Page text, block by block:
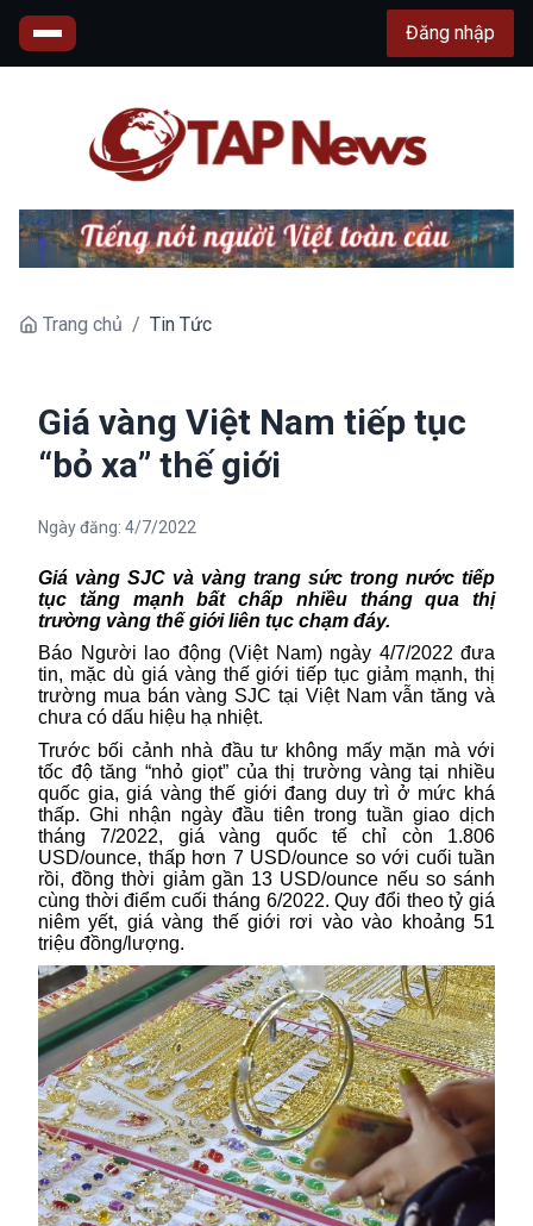
Đăng nhập
Trang chủ / Tin Tức
Giá vàng Việt Nam tiếp tục
“bỏ xa” thế giới
Ngày đăng: 4/7/2022
Giá vàng SJC và vàng trang sức trong nước tiếp
tục tăng mạnh bất chấp nhiều tháng qua thị
trường vàng thế giới liên tục chạm đáy.
Báo Người lao động (Việt Nam) ngày 4/7/2022 đưa
tin, mặc dù giá vàng thế giới tiếp tục giảm mạnh, thị
trường mua bán vàng SJC tại Việt Nam vẫn tăng và
chưa có dấu hiệu hạ nhiệt.
Trước bối cảnh nhà đầu tư không mấy mặn mà với
tốc độ tăng “nhỏ giọt” của thị trường vàng tại nhiều
quốc gia,giá vàng thế giớiđang duy trì ở mức khá
thấp. Ghi nhận ngày đầu tiên trong tuần giao dịch
tháng 7/2022, giá vàng quốc tế chỉ còn 1.806
USD/ounce, thấp hơn 7 USD/ounce so với cuối tuần
rồi, đồng thời giảm gần 13 USD/ounce nếu so sánh
cùng thời điểmcuối tháng 6/2022. Quy đổi theo tỷ giá
niêm yết, giá vàng thế giới rơi vào vào khoảng 51
triệu đồng/lượng.